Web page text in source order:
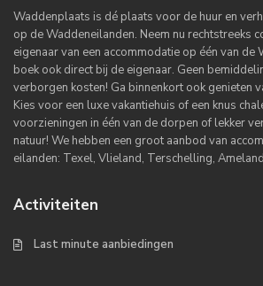
Waddenplaats is dé plaats voor de huur en
op de Waddeneilanden. Neem nu rechtstreeks
eigenaar van een accommodatie op één van de
boek ook direct bij de eigenaar. Geen
verborgen kosten! Ga binnenkort ook genieten
Kies voor een luxe vakantiehuis of een knus
voorzieningen in één van de dorpen of lekker
natuur! We hebben een groot aanbod van
eilanden: Texel, Vlieland, Terschelling,
Activiteiten
Last minute aanbiedingen